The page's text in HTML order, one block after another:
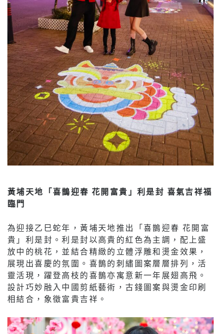
黃埔天地「喜鵲迎春 花開富貴」利是封 喜氣吉祥福
臨門
為迎接乙巳蛇年，黃埔天地推出「喜鵲迎春 花開富
貴」利是封。利是封以高貴的紅色為主調，配上盛
放中的桃花，並結合精緻的立體浮雕和燙金效果，
展現出喜慶的氛圍。喜鵲的刺繡圖案層層排列，活
靈活現，躍登高枝的喜鵲亦寓意新一年展翅高飛。
設計巧妙融入中國剪紙藝術，古錢圖案與燙金印刷
相結合，象徵富貴吉祥。